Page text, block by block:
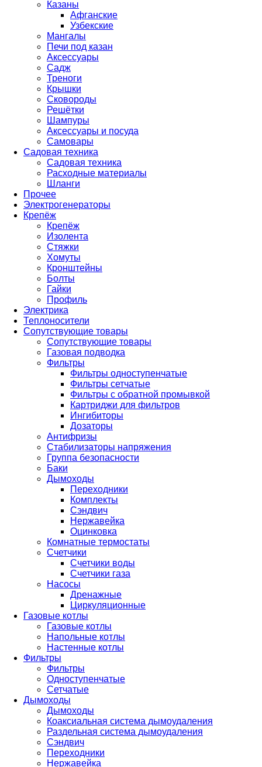
Казаны
Афганские
Узбекские
Мангалы
Печи под казан
Аксессуары
Садж
Треноги
Крышки
Сковороды
Решётки
Шампуры
Аксессуары и посуда
Самовары
Садовая техника
Садовая техника
Расходные материалы
Шланги
Прочее
Электрогенераторы
Крепёж
Крепёж
Изолента
Стяжки
Хомуты
Кронштейны
Болты
Гайки
Профиль
Электрика
Теплоносители
Сопутствующие товары
Сопутствующие товары
Газовая подводка
Фильтры
Фильтры одноступенчатые
Фильтры сетчатые
Фильтры с обратной промывкой
Картриджи для фильтров
Ингибиторы
Дозаторы
Антифризы
Стабилизаторы напряжения
Группа безопасности
Баки
Дымоходы
Переходники
Комплекты
Сэндвич
Нержавейка
Оцинковка
Комнатные термостаты
Счетчики
Счетчики воды
Счетчики газа
Насосы
Дренажные
Циркуляционные
Газовые котлы
Газовые котлы
Напольные котлы
Настенные котлы
Фильтры
Фильтры
Одноступенчатые
Сетчатые
Дымоходы
Дымоходы
Коаксиальная система дымоудаления
Раздельная система дымоудаления
Сэндвич
Переходники
Нержавейка